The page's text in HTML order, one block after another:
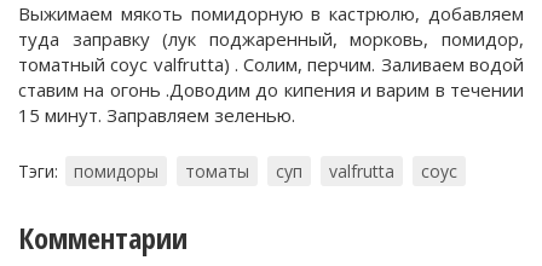
Выжимаем мякоть помидорную в кастрюлю, добавляем
туда заправку (лук поджаренный, морковь, помидор,
томатный соус valfrutta) . Солим, перчим. Заливаем водой
ставим на огонь .Доводим до кипения и варим в течении
15 минут. Заправляем зеленью.
Тэги: помидоры томаты суп valfrutta соус
Комментарии